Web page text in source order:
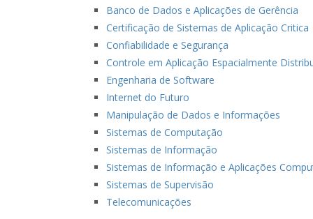
Banco de Dados e Aplicações de Gerência
Certificação de Sistemas de Aplicação Critica
Confiabilidade e Segurança
Controle em Aplicação Espacialmente
Engenharia de Software
Internet do Futuro
Manipulação de Dados e Informações
Sistemas de Computação
Sistemas de Informação
Sistemas de Informação e Aplicações
Sistemas de Supervisão
Telecomunicações